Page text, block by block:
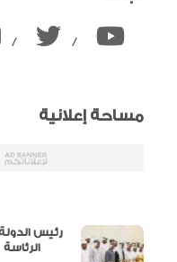
/ /
مساحة إعلانية
رئيس